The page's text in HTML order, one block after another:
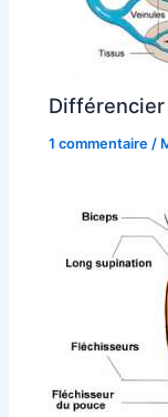
1 commentaire /